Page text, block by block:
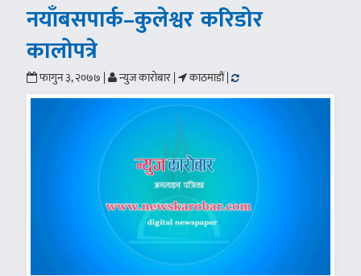
नयाँबसपार्क–कुलेश्वर करिडोर
कालोपत्रे
फागुन ३, २०७७ | न्युज कारोबार | काठमाडौं |